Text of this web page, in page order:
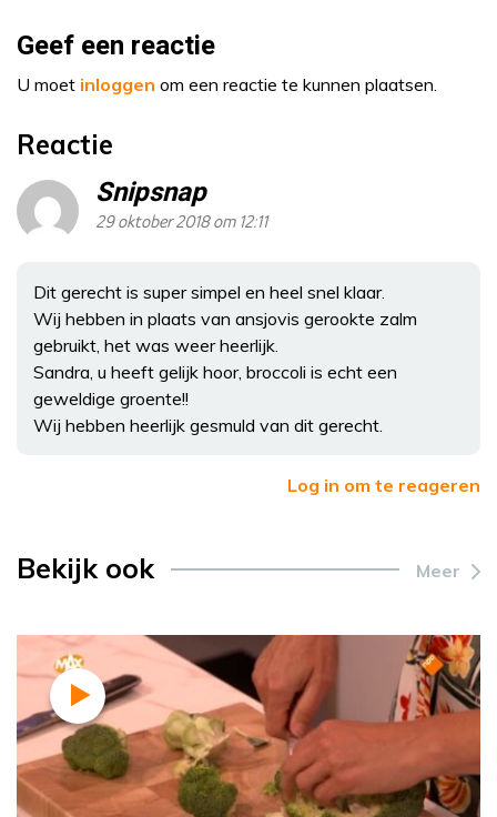
Geef een reactie
U moet inloggen om een reactie te kunnen plaatsen.
Reactie
Snipsnap
29 oktober 2018 om 12:11
Dit gerecht is super simpel en heel snel klaar.
Wij hebben in plaats van ansjovis gerookte zalm
gebruikt, het was weer heerlijk.
Sandra, u heeft gelijk hoor, broccoli is echt een
geweldige groente!!
Wij hebben heerlijk gesmuld van dit gerecht.
Log in om te reageren
Bekijk ook Meer